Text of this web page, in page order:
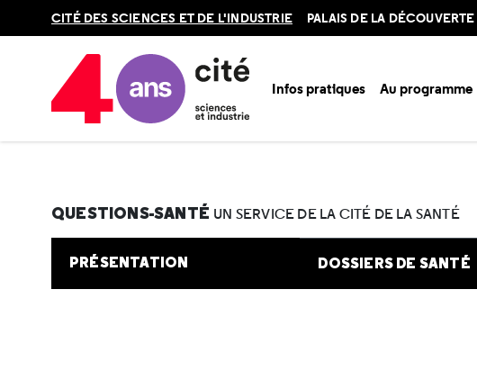
en
CITÉ DES SCIENCES ET DE L'INDUSTRIE PALAIS DE LA DÉCOUVERTE
Infos pratiques Au programme
Accueil Au programme
QUESTIONS-SANTÉ UN SERVICE DE LA CITÉ DE LA SANTÉ
PRÉSENTATION DOSSIERS DE SANTÉ